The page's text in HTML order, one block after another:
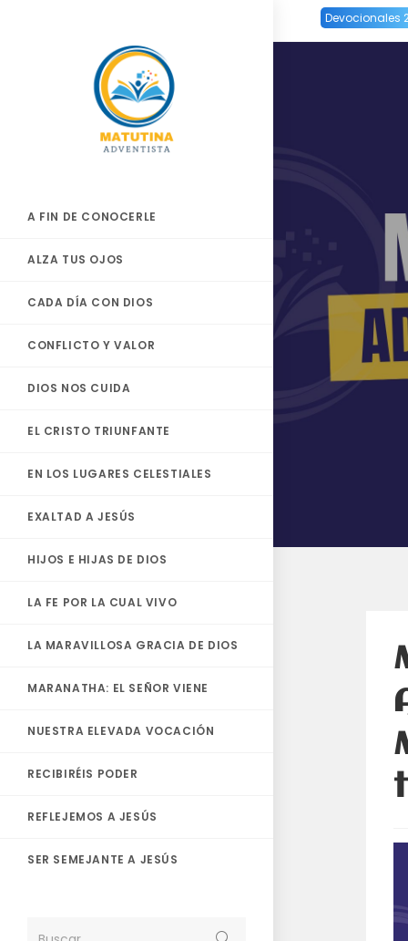
Devocionales
A FIN DE CONOCERLE
ALZA TUS OJOS
CADA DÍA CON DIOS
CONFLICTO Y VALOR
DIOS NOS CUIDA
EL CRISTO TRIUNFANTE
EN LOS LUGARES CELESTIALES
EXALTAD A JESÚS
HIJOS E HIJAS DE DIOS
LA FE POR LA CUAL VIVO
LA MARAVILLOSA GRACIA DE DIOS
MARANATHA: EL SEÑOR VIENE
NUESTRA ELEVADA VOCACIÓN
RECIBIRÉIS PODER
REFLEJEMOS A JESÚS
SER SEMEJANTE A JESÚS